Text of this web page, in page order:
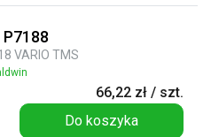
VARIO TMS
66,22 zł / szt.
Do koszyka